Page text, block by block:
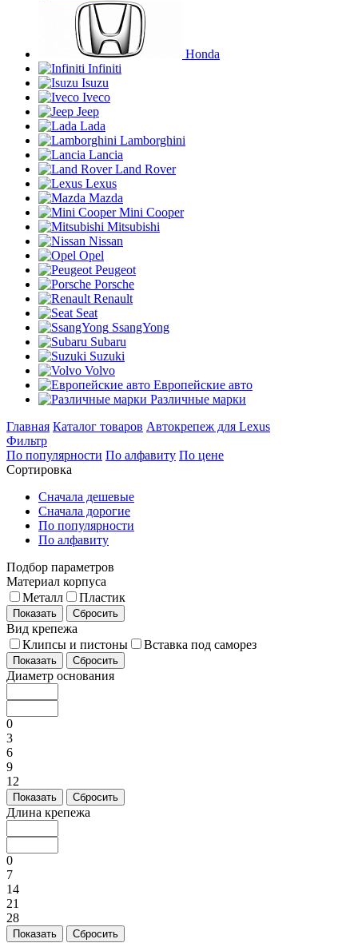
Honda
Infiniti
Isuzu
Iveco
Jeep
Lada
Lamborghini
Lancia
Land Rover
Lexus
Mazda
Mini Cooper
Mitsubishi
Nissan
Opel
Peugeot
Porsche
Renault
Seat
SsangYong
Subaru
Suzuki
Volvo
Европейские авто
Различные марки
Главная Каталог товаров Автокрепеж для Lexus
Фильтр
По популярности По алфавиту По цене
Сортировка
Сначала дешевые
Сначала дорогие
По популярности
По алфавиту
Подбор параметров
Материал корпуса
Металл
Пластик
Показать Сбросить
Вид крепежа
Клипсы и пистоны
Вставка под саморез
Показать Сбросить
Диаметр основания
0
3
6
9
12
Показать Сбросить
Длина крепежа
0
7
14
21
28
Показать Сбросить